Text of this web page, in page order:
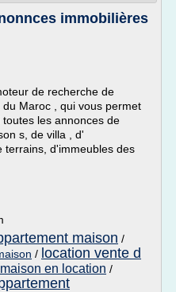
immobilières
de recherche de
Maroc , qui vous permet
les annonces de
s, de villa , d'
terrains, d'immeubles des
maison /
/ location vente d
en location /